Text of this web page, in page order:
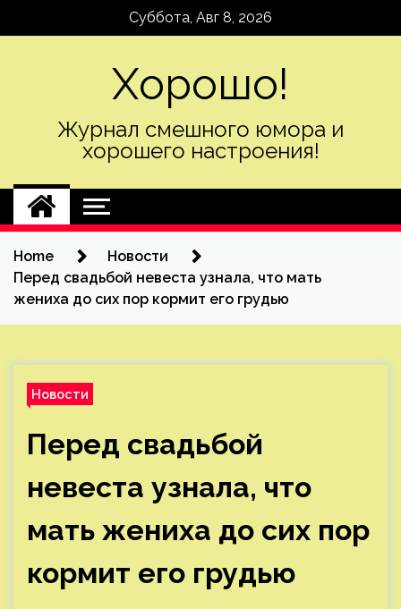
Суббота, Авг 8, 2026
Хорошо!
Журнал смешного юмора и
хорошего настроения!
Home
Новости
Перед свадьбой невеста узнала, что мать
жениха до сих пор кормит его грудью
Новости
Перед свадьбой
невеста узнала, что
мать жениха до сих пор
кормит его грудью